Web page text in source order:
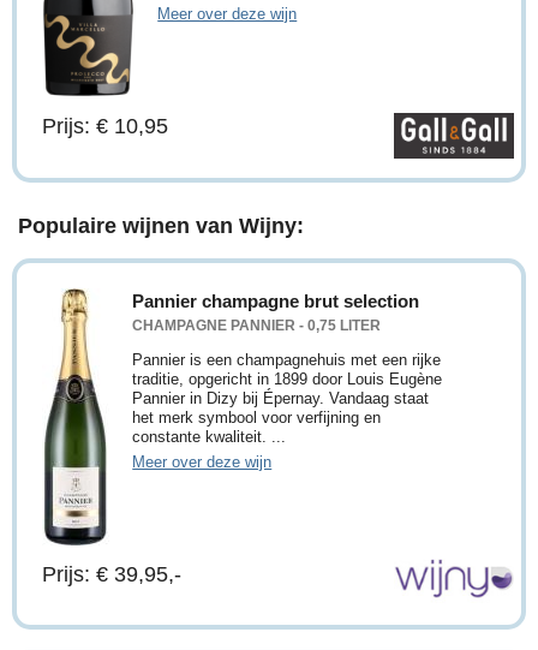
Meer over deze wijn
Prijs: € 10,95
Populaire wijnen van Wijny:
Pannier champagne brut selection
CHAMPAGNE PANNIER - 0,75 LITER
Pannier is een champagnehuis met een rijke
traditie, opgericht in 1899 door Louis Eugène
Pannier in Dizy bij Épernay. Vandaag staat
het merk symbool voor verfijning en
constante kwaliteit. ...
Meer over deze wijn
Prijs: € 39,95,-